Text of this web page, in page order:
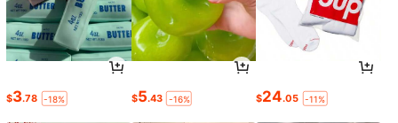
$3.78 -18% $5.43 -16% $24.05 -11%